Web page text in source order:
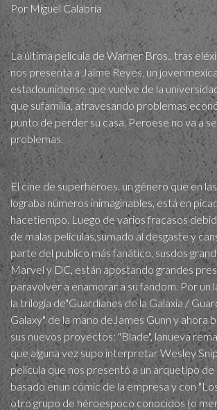
Por Miguel Calabria
La última película de Warner Bros., tras
nos presenta a Jaime Reyes, un
estadounidense que vuelve de la
que sufamilia, atravesando problemas
punto de perder su casa. Peroese no va a
problemas.
El cine de superhéroes, un género que en
lograba números inimaginables, está en
hacetiempo. Luego de varios fracasos
de malas películas,sumado al desgaste y
parte del publico más fanático, susdos
Marvel y DC, están apostando grandes
paravolver a enamorar a su fandom. Por un
la trilogía de"Guardianes de la Galaxia /
Galaxy" de la mano deJames Gunn y ahora
sus nuevos proyectos: "Blade", lanueva
que alguna vez supo interpretar Wesley
película que nos presentó a un arquetipo de
basado enun cómic de la empresa y con
otro grupo de héroespoco conocidos (o